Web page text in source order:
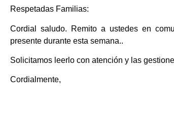
Respetadas Familias:
Cordial saludo. Remito a ustedes en
presente durante esta semana..
Solicitamos leerlo con atención y las
Cordialmente,